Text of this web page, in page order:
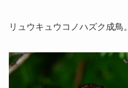
リュウキュウコノハズク成鳥。